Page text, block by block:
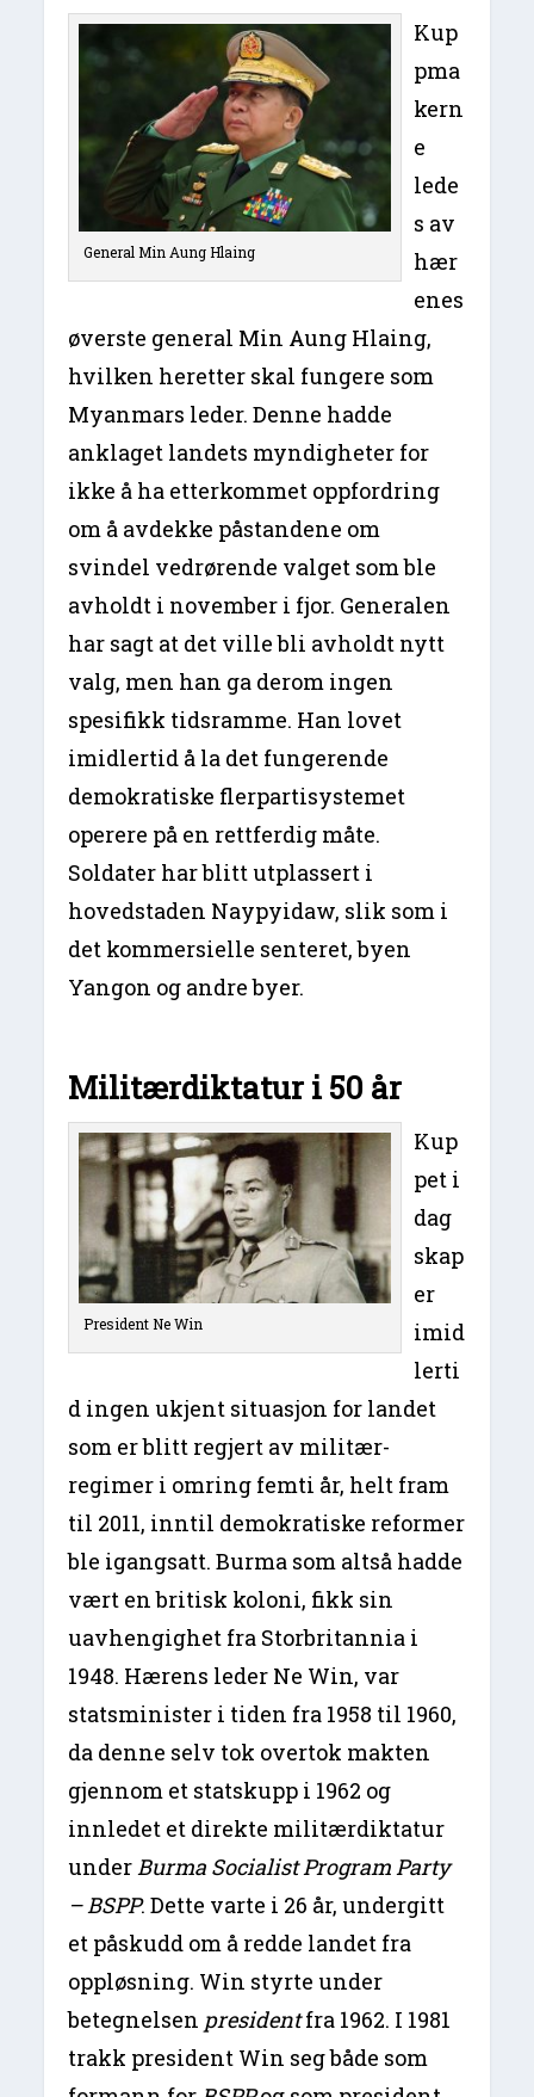
General Min Aung Hlaing
Kup
pma
kern
e
lede
s av
hær
enes
øverste general Min Aung Hlaing,
hvilken heretter skal fungere som
Myanmars leder. Denne hadde
anklaget landets myndigheter for
ikke å ha etterkommet oppfordring
om å avdekke påstandene om
svindel vedrørende valget som ble
avholdt i november i fjor. Generalen
har sagt at det ville bli avholdt nytt
valg, men han ga derom ingen
spesifikk tidsramme. Han lovet
imidlertid å la det fungerende
demokratiske flerpartisystemet
operere på en rettferdig måte.
Soldater har blitt utplassert i
hovedstaden Naypyidaw, slik som i
det kommersielle senteret, byen
Yangon og andre byer.
Militærdiktatur i 50 år
President Ne Win
Kup
pet i
dag
skap
er
imid
lerti
d ingen ukjent situasjon for landet
som er blitt regjert av militær-
regimer i omring femti år, helt fram
til 2011, inntil demokratiske reformer
ble igangsatt. Burma som altså hadde
vært en britisk koloni, fikk sin
uavhengighet fra Storbritannia i
1948. Hærens leder Ne Win, var
statsminister i tiden fra 1958 til 1960,
da denne selv tok overtok makten
gjennom et statskupp i 1962 og
innledet et direkte militærdiktatur
underBurma Socialist Program Party
– BSPP. Dette varte i 26 år, undergitt
et påskudd om å redde landet fra
oppløsning. Win styrte under
betegnelsen presidentfra 1962. I 1981
trakk president Win seg både som